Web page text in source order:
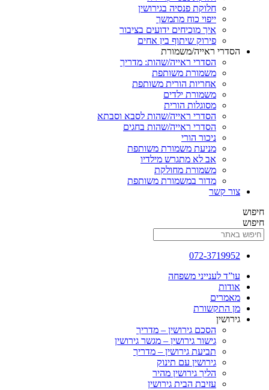
חלוקת פנסיה בגירושין
ייפוי כוח מתמשך
איך מוכיחים ידועים בציבור
פירוק שיתוף בין אחים
הסדרי ראייה/משמורת
הסדרי ראייה/שהות: מדריך
משמורת משותפת
אחריות הורית משותפת
משמורת ילדים
מסוגלות הורית
הסדרי ראייה/שהות לסבא וסבתא
הסדרי ראייה/שהות בחגים
ניכור הורי
מניעת משמורת משותפת
אב לא מתגרש מילדיו
משמורת מחולקת
מדור במשמורת משותפת
צור קשר
חיפוש
חיפוש
072-3719952
עו”ד לענייני משפחה
אודות
מאמרים
מן התקשורת
גירושין
הסכם גירושין – מדריך
גישור גירושין – מגשר גירושין
תביעת גירושין – מדריך
גירושין עם תינוק
הליך גירושין מהיר
עזיבת הבית גירושין